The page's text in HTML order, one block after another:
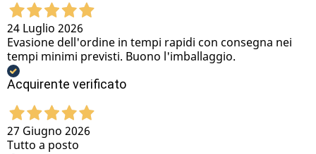
24 Luglio 2026
Evasione dell'ordine in tempi rapidi con consegna nei
tempi minimi previsti. Buono l'imballaggio.
Acquirente verificato
27 Giugno 2026
Tutto a posto